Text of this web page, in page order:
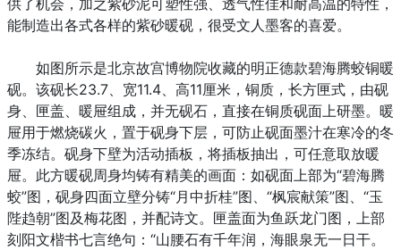
供了机会，加之紫砂泥可塑性强、透气性佳和耐高温的特性，
能制造出各式各样的紫砂暖砚，很受文人墨客的喜爱。
如图所示是北京故宫博物院收藏的明正德款碧海腾蛟铜暖
砚。该砚长23.7、宽11.4、高11厘米，铜质，长方匣式，由砚
身、匣盖、暖屉组成，并无砚石，直接在铜质砚面上研墨。暖
屉用于燃烧碳火，置于砚身下层，可防止砚面墨汁在寒冷的冬
季冻结。砚身下壁为活动插板，将插板抽出，可任意取放暖
屉。此方暖砚周身均铸有精美的画面：如砚面上部为“碧海腾
蛟”图，砚身四面立壁分铸“月中折桂”图、“枫宸献策”图、“玉
陛趋朝”图及梅花图，并配诗文。匣盖面为鱼跃龙门图，上部
刻阳文楷书七言绝句：“山腰石有千年润，海眼泉无一日干。